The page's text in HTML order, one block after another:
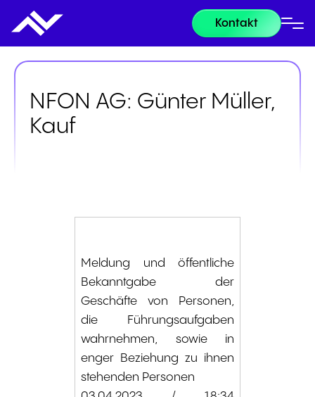
Kontakt
NFON AG: Günter Müller,
Kauf
Meldung und öffentliche
Bekanntgabe der
Geschäfte von Personen,
die Führungsaufgaben
wahrnehmen, sowie in
enger Beziehung zu ihnen
stehenden Personen